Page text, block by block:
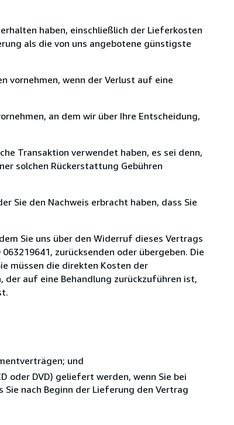
haben, einschließlich der Lieferkosten
als die von uns angebotene günstigste
vornehmen, wenn der Verlust auf eine
an dem wir über Ihre Entscheidung,
Transaktion verwendet haben, es sei denn,
solchen Rückerstattung Gebühren
Sie den Nachweis erbracht haben, dass Sie
Sie uns über den Widerruf dieses Vertrags
zurücksenden oder übergeben. Die
müssen die direkten Kosten der
auf eine Behandlung zurückzuführen ist,
und
oder DVD) geliefert werden, wenn Sie bei
nach Beginn der Lieferung den Vertrag